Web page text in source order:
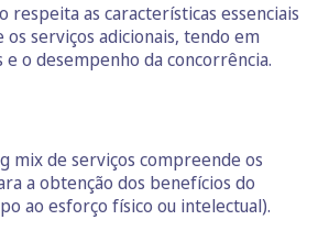
respeita as características essenciais
serviços adicionais, tendo em
e o desempenho da concorrência.
mix de serviços compreende os
a obtenção dos benefícios do
ao esforço físico ou intelectual).